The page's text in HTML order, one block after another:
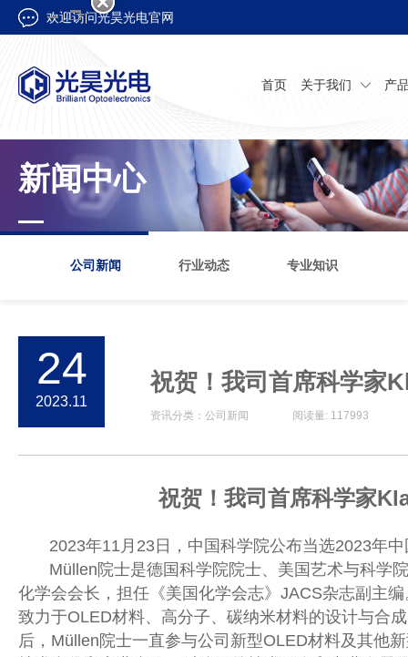
欢迎访问光昊光电官网
首页 关于我们 产
新闻中心
公司新闻 行业动态 专业知识
24
2023.11
祝贺！我司首席科学家
资讯分类：公司新闻 阅读量: 117993 发
祝贺！我司首席科学家
2023年11月23 日，中国科学院公布当选2023年
Müllen院士是德国科学院院士、美国艺术与科学
化学会会长，担任《美国化学会志》 JACS杂志副主
致力于OLED材料、高分子、碳纳米材料的设计与合
后， Müllen院士一直参与公司新型OLED材料及其他